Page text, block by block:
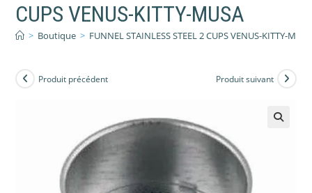
CUPS VENUS-KITTY-MUSA
> Boutique > FUNNEL STAINLESS STEEL 2 CUPS VENUS-KITTY-
Produit précédent Produit suivant